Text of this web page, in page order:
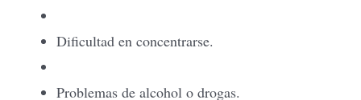
Dificultad en concentrarse.
Problemas de alcohol o drogas.